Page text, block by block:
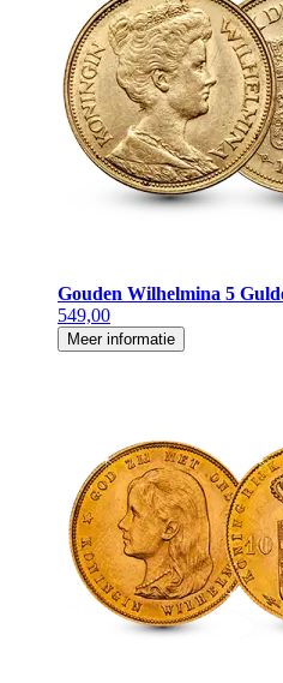
Gouden Wilhelmina 5
549,00
Meer informatie